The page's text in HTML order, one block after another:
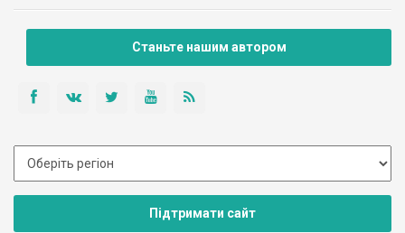
Станьте нашим автором
Підтримати сайт